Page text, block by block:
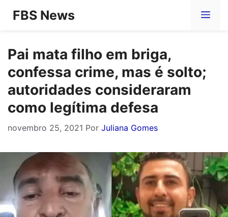
Pular
conteúdo
FBS News
Pai mata filho em briga,
confessa crime, mas é solto;
autoridades consideraram
como legítima defesa
novembro 25, 2021 Por Juliana Gomes